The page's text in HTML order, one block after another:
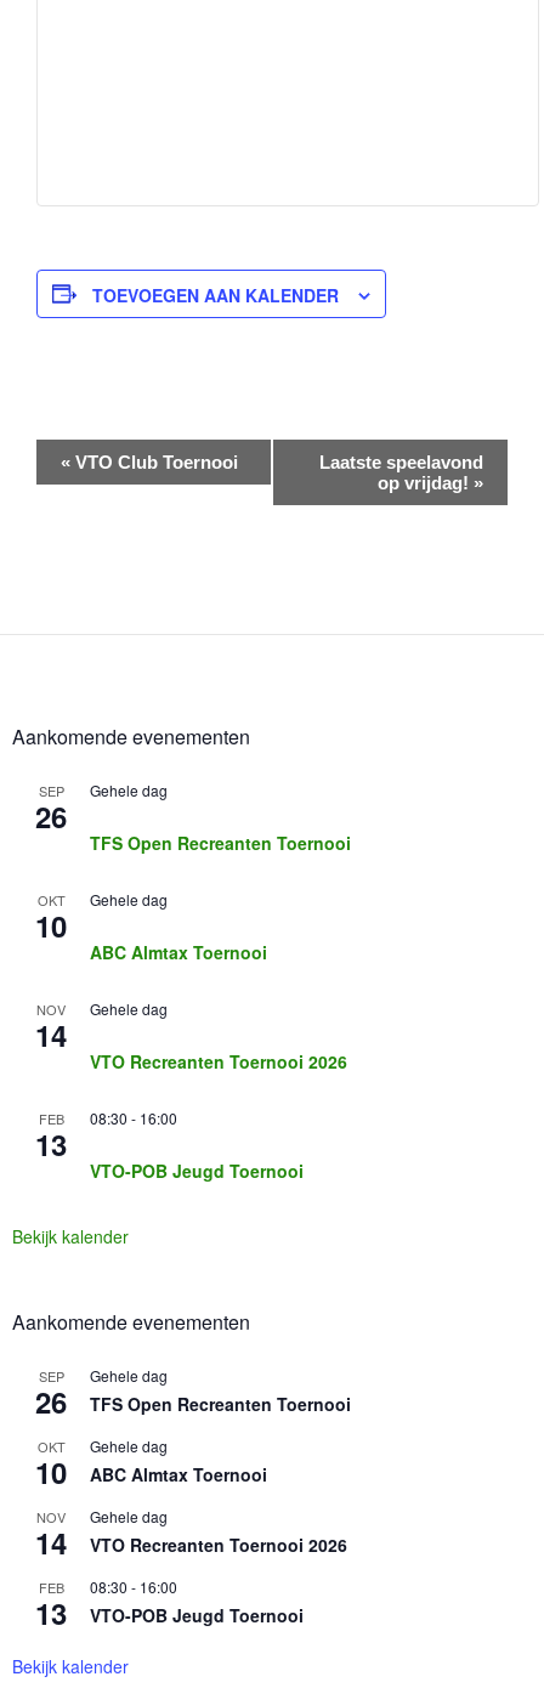
TOEVOEGEN AAN KALENDER
v
e
a
i
g
t
i
« VTO Club Toernooi
Laatste speelavond
op vrijdag! »
Aankomende evenementen
SEP
26
Gehele dag
TFS Open Recreanten Toernooi
OKT
10
Gehele dag
ABC Almtax Toernooi
NOV
14
Gehele dag
VTO Recreanten Toernooi 2026
FEB
13
08:30 - 16:00
VTO-POB Jeugd Toernooi
Bekijk kalender
Aankomende evenementen
SEP
26
Gehele dag
TFS Open Recreanten Toernooi
OKT
10
Gehele dag
ABC Almtax Toernooi
NOV
14
Gehele dag
VTO Recreanten Toernooi 2026
FEB
13
08:30 - 16:00
VTO-POB Jeugd Toernooi
Bekijk kalender